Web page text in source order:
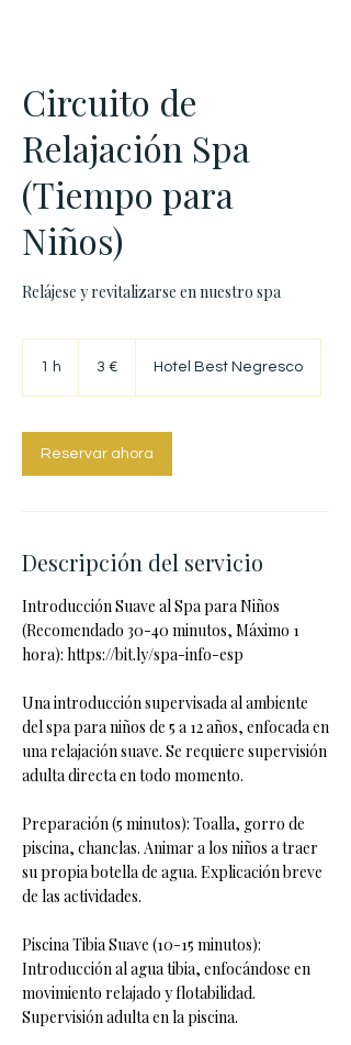
Circuito de
Relajación Spa
(Tiempo para
Niños)
Relájese y revitalizarse en nuestro spa
1 h 3 € Hotel Best Negresco
Reservar ahora
Descripción del servicio
Introducción Suave al Spa para Niños
(Recomendado 30-40 minutos, Máximo 1
hora): https://bit.ly/spa-info-esp
Una introducción supervisada al ambiente
del spa para niños de 5 a 12 años, enfocada en
una relajación suave. Se requiere supervisión
adulta directa en todo momento.
Preparación (5 minutos): Toalla, gorro de
piscina, chanclas. Animar a los niños a traer
su propia botella de agua. Explicación breve
de las actividades.
Piscina Tibia Suave (10-15 minutos):
Introducción al agua tibia, enfocándose en
movimiento relajado y flotabilidad.
Supervisión adulta en la piscina.